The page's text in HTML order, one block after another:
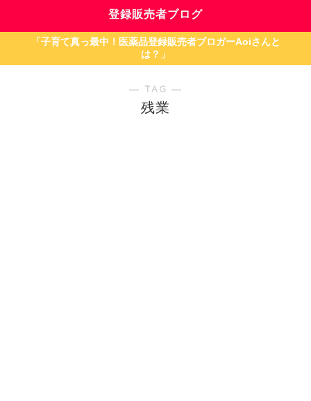
登録販売者ブログ
「子育て真っ最中！医薬品登録販売者ブロガーAoiさんと
は？」
― TAG ―
残業